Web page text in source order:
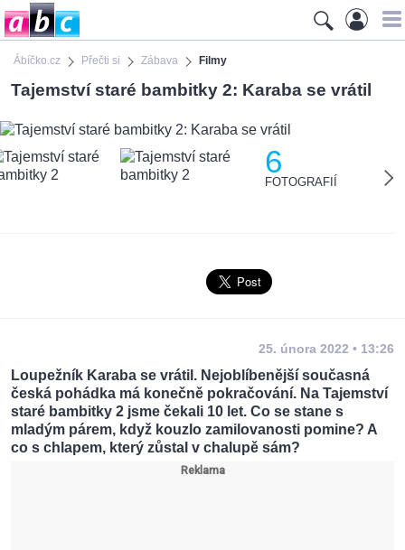
Ábíčko.cz Přečti si Zábava Filmy
Tajemství staré bambitky 2: Karaba se vrátil
6
FOTOGRAFIÍ
25. února 2022 • 13:26
Loupežník Karaba se vrátil. Nejoblíbenější současná
česká pohádka má konečně pokračování. Na Tajemství
staré bambitky 2 jsme čekali 10 let. Co se stane s
mladým párem, když kouzlo zamilovanosti pomine? A
co s chlapem, který zůstal v chalupě sám?